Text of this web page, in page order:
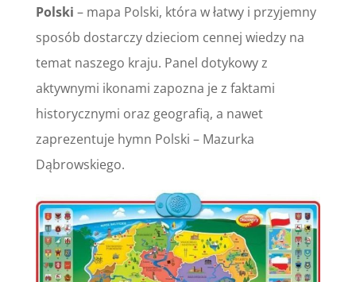
Polski – mapa Polski, która w łatwy i przyjemny
sposób dostarczy dzieciom cennej wiedzy na
temat naszego kraju. Panel dotykowy z
aktywnymi ikonami zapozna je z faktami
historycznymi oraz geografią, a nawet
zaprezentuje hymn Polski – Mazurka
Dąbrowskiego.